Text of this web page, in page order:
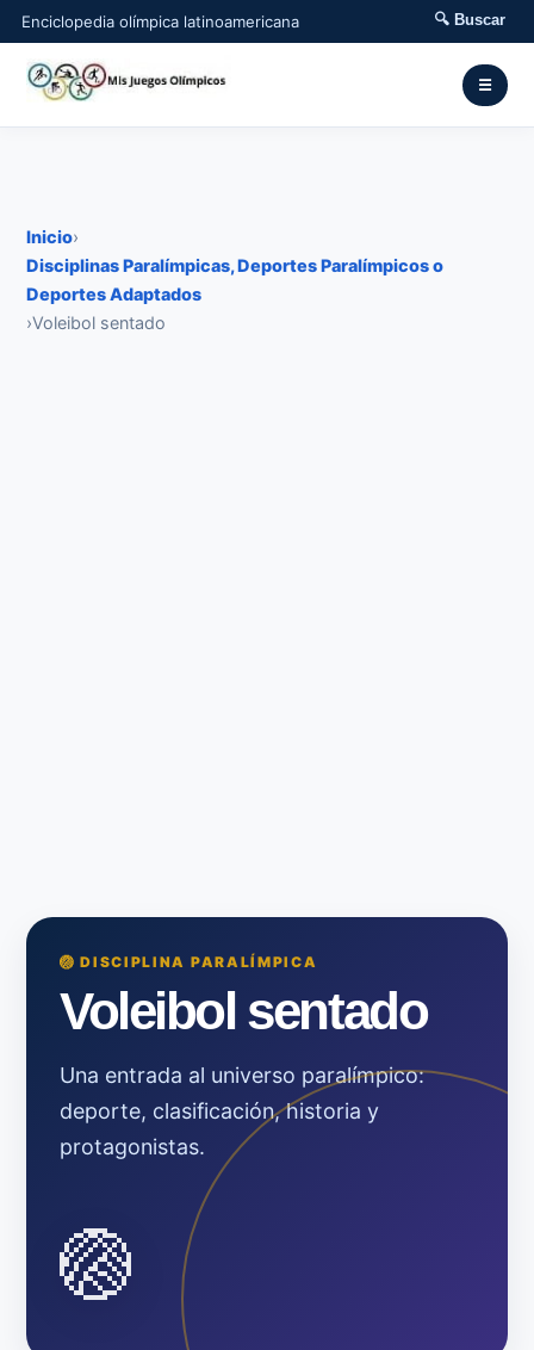
Enciclopedia olímpica latinoamericana 🔍 Buscar
☰
Inicio›
Disciplinas Paralímpicas, Deportes Paralímpicos o
Deportes Adaptados
›Voleibol sentado
🏐 DISCIPLINA PARALÍMPICA
Voleibol sentado
Una entrada al universo paralímpico:
deporte, clasificación, historia y
protagonistas.
🏐